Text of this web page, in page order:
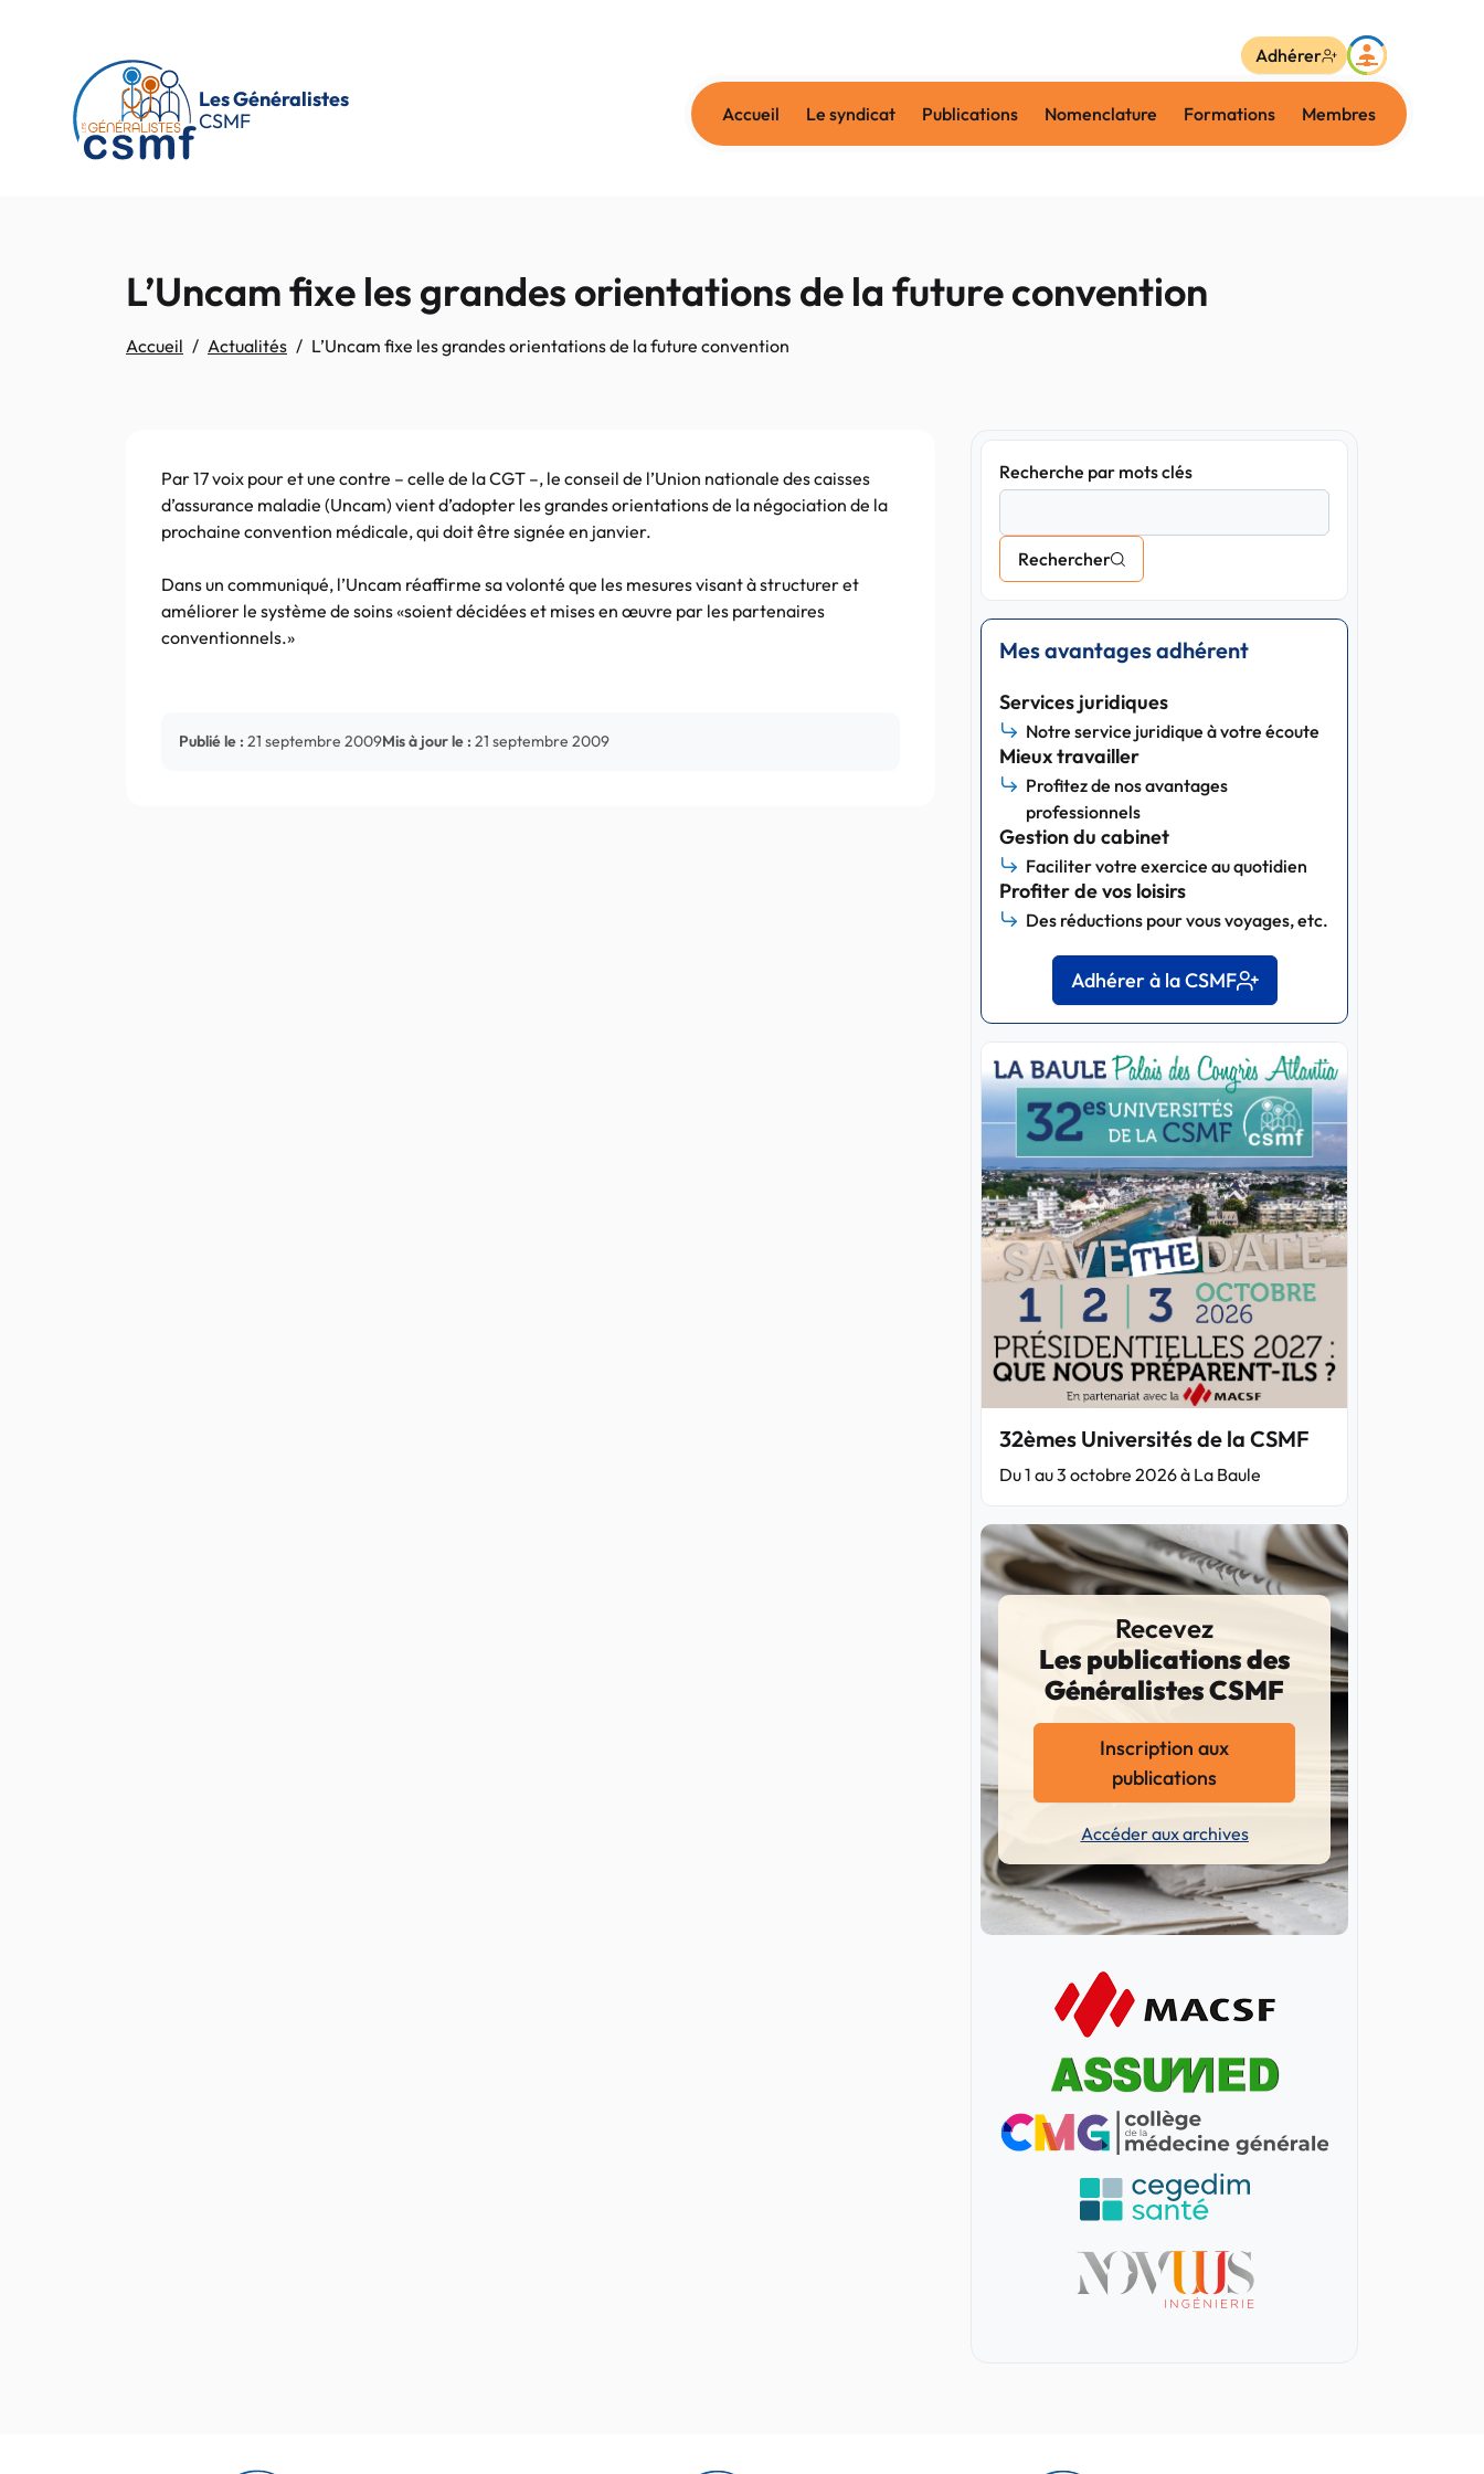
Les Généralistes
CSMF
Accueil Le syndicat Publications Nomenclature Formations Membres
Adhérer
L’Uncam fixe les grandes orientations de la future convention
Accueil Actualités L’Uncam fixe les grandes orientations de la future convention
Par 17 voix pour et une contre – celle de la CGT –, le conseil de l’Union nationale des caisses
d’assurance maladie (Uncam) vient d’adopter les grandes orientations de la négociation de la
prochaine convention médicale, qui doit être signée en janvier.
Dans un communiqué, l’Uncam réaffirme sa volonté que les mesures visant à structurer et
améliorer le système de soins «soient décidées et mises en œuvre par les partenaires
conventionnels.»
Publié le : 21 septembre 2009Mis à jour le : 21 septembre 2009
Recherche par mots clés
Rechercher
Mes avantages adhérent
Services juridiques
Notre service juridique à votre écoute
Mieux travailler
Profitez de nos avantages
professionnels
Gestion du cabinet
Faciliter votre exercice au quotidien
Profiter de vos loisirs
Des réductions pour vous voyages, etc.
Adhérer à la CSMF
32èmes Universités de la CSMF
Du 1 au 3 octobre 2026 à La Baule
Recevez
Les publications des
Généralistes CSMF
Inscription aux
publications
Accéder aux archives